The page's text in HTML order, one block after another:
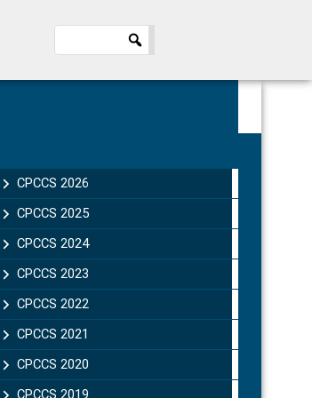
Sidebar
CPCCS 2026
CPCCS 2025
CPCCS 2024
CPCCS 2023
CPCCS 2022
CPCCS 2021
CPCCS 2020
CPCCS 2019 .